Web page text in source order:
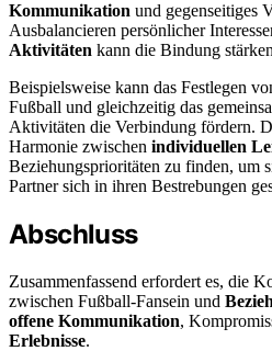
Kommunikation und gegenseitiges
Ausbalancieren persönlicher
Aktivitäten kann die Bindung
Beispielsweise kann das Festlegen
Fußball und gleichzeitig das
Aktivitäten die Verbindung fördern.
Harmonie zwischen individuellen
Beziehungsprioritäten zu finden, um
Partner sich in ihren Bestrebungen
Abschluss
Zusammenfassend erfordert es, die
zwischen Fußball-Fansein und
offene Kommunikation,
Erlebnisse.